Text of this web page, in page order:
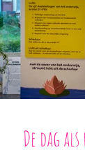
De dag